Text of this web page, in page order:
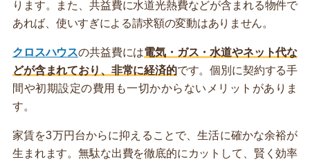
ります。また、共益費に水道光熱費などが含まれる物件で
あれば、使いすぎによる請求額の変動はありません。
クロスハウスの共益費には電気・ガス・水道やネット代な
どが含まれており、非常に経済的です。個別に契約する手
間や初期設定の費用も一切かからないメリットがありま
す。
家賃を3万円台からに抑えることで、生活に確かな余裕が
生まれます。無駄な出費を徹底的にカットして、賢く効率